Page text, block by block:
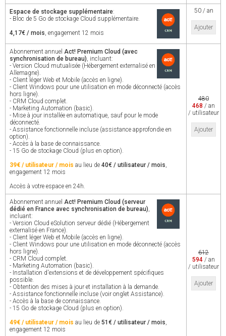
Espace de stockage supplémentaire:
- Bloc de 5 Go de stockage Cloud supplémentaire.
4,17€ / mois, engagement 12 mois
50 / an
Ajouter
Abonnement annuel Act! Premium Cloud (avec
synchronisation de bureau), incluant:
- Version Cloud mutualisée (Hébergement externalisé en
Allemagne).
- Client léger Web et Mobile (accès en ligne).
- Client Windows pour une utilisation en mode déconnecté (accès
hors ligne).
- CRM Cloud complet.
- Marketing Automation (basic).
- Mise à jour installée en automatique, sauf pour le mode
déconnecté.
- Assistance fonctionnelle incluse (assistance approfondie en
option).
- Accès à la base de connaissance.
- 15 Go de stockage Cloud (plus en option).
39€ / utilisateur / mois au lieu de 40€ / utilisateur / mois,
engagement 12 mois
Accès à votre espace en 24h.
480
468 / an
/ utilisateur
Ajouter
Abonnement annuel Act! Premium Cloud (serveur
dédié en France avec synchronisation de bureau),
incluant:
- Version Cloud eSolution serveur dédié (Hébergement
externalisé en France).
- Client léger Web et Mobile (accès en ligne).
- Client Windows pour une utilisation en mode déconnecté (accès
hors ligne).
- CRM Cloud complet.
- Marketing Automation (basic).
- Installation d'extensions et de développement spécifiques
possible.
- Obtention des mises à jour et installation à la demande.
- Assistance fonctionnelle incluse (voir onglet Assistance).
- Accès à la base de connaissance.
- 15 Go de stockage Cloud (plus en option).
49€ / utilisateur / mois au lieu de 51€ / utilisateur / mois,
engagement 12 mois
612
594 / an
/ utilisateur
Ajouter